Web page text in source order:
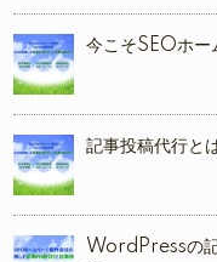
今こそSEOホー
記事投稿代行と
WordPressの記